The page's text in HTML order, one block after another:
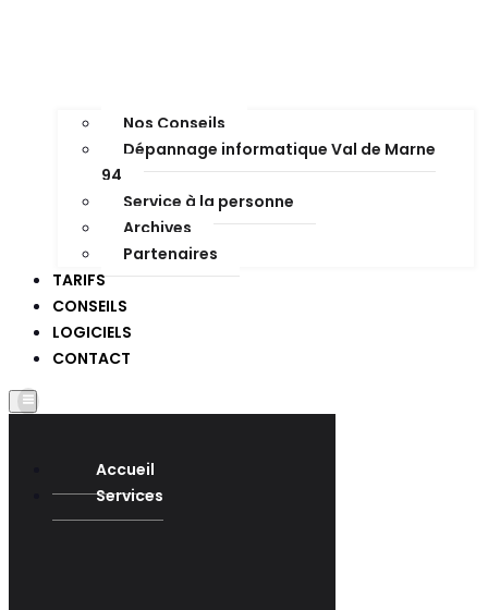
Nos Conseils
Dépannage informatique Val de Marne
94
Service à la personne
Archives
Partenaires
TARIFS
CONSEILS
LOGICIELS
CONTACT
Accueil
Services